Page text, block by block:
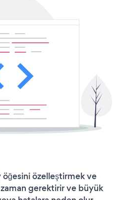
öğesini özelleştirmek ve
gerektirir ve büyük